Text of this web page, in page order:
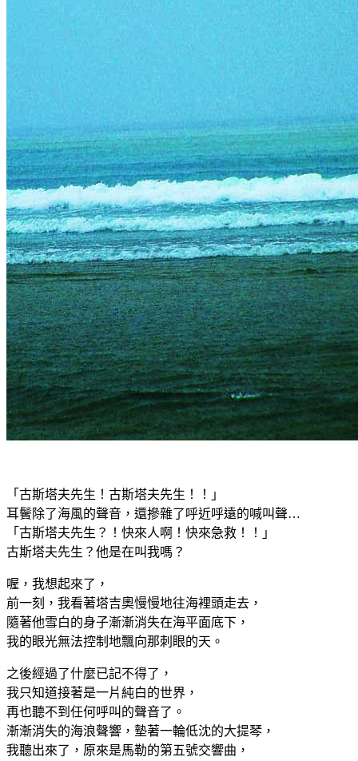
「古斯塔夫先生！古斯塔夫先生！！」
耳鬢除了海風的聲音，還摻雜了呼近呼遠的喊叫聲…
「古斯塔夫先生？！快來人啊！快來急救！！」
古斯塔夫先生？他是在叫我嗎？
喔，我想起來了，
前一刻，我看著塔吉奧慢慢地往海裡頭走去，
隨著他雪白的身子漸漸消失在海平面底下，
我的眼光無法控制地飄向那刺眼的天。
之後經過了什麼已記不得了，
我只知道接著是一片純白的世界，
再也聽不到任何呼叫的聲音了。
漸漸消失的海浪聲響，墊著一輪低沈的大提琴，
我聽出來了，原來是馬勒的第五號交響曲，